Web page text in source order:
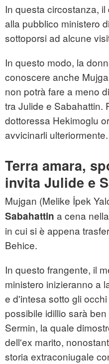
In questa circostanza,
alla pubblico ministero
sottoporsi ad alcune
In questo modo, la
conoscere anche
non potrà fare a meno
tra Julide e Sabahattin.
dottoressa Hekimoglu
avvicinarli ulteriormente.
Terra amara,
invita Julide e
Mujgan (Melike İpek
Sabahattin a cena
in cui si è appena
Behice.
In questo frangente, il
ministero inizieranno a
e d'intesa sotto gli
possibile idillio sarà
Sermin, la quale
dell'ex marito,
storia extraconiugale